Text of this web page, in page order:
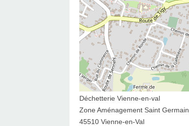
Déchetterie Vienne-en-val
Zone Aménagement Saint Germain
45510 Vienne-en-Val